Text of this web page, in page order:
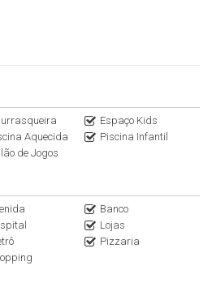
(11)95116.2558. Encontre outras
de São Paulo, o bairro de Pinheiros
Paulista
Espaço Kids
Aquecida
Piscina Infantil
de Jogos
Banco
Lojas
Pizzaria